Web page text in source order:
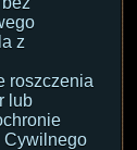
z
roszczenia
lub
Cywilnego